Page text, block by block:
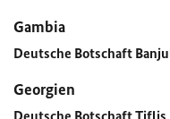
Gambia
Deutsche Botschaft
Georgien